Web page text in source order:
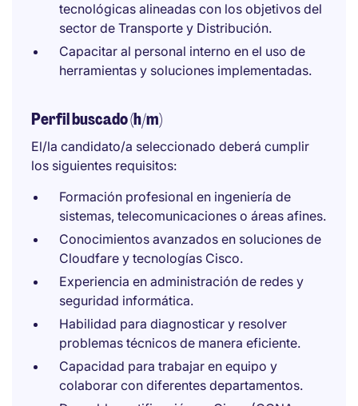
tecnológicas alineadas con los objetivos del
sector de Transporte y Distribución.
Capacitar al personal interno en el uso de
herramientas y soluciones implementadas.
Perfil buscado (h/m)
El/la candidato/a seleccionado deberá cumplir
los siguientes requisitos:
Formación profesional en ingeniería de
sistemas, telecomunicaciones o áreas afines.
Conocimientos avanzados en soluciones de
Cloudfare y tecnologías Cisco.
Experiencia en administración de redes y
seguridad informática.
Habilidad para diagnosticar y resolver
problemas técnicos de manera eficiente.
Capacidad para trabajar en equipo y
colaborar con diferentes departamentos.